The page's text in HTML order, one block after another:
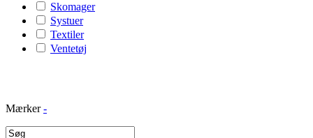
Skomager
Systuer
Textiler
Ventetøj
Mærker -